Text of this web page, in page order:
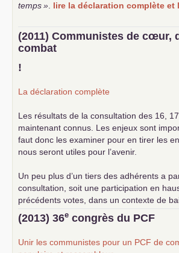
temps» lire la déclaration complète et
(2011) Communistes de cœur,
combat
!
La déclaration complète
Les résultats de la consultation des 16,
maintenant connus. Les enjeux sont
faut donc les examiner pour en tirer les
nous seront utiles pour l’avenir.
Un peu plus d’un tiers des adhérents a
consultation, soit une participation en
précédents votes, dans un contexte de
... lire la suite
(2013) 36e congrès du PCF
Unir les communistes pour un PCF de